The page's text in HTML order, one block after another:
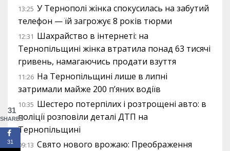
13:25 У Тернополі жінка спокусилась на забутий
телефон — їй загрожує 8 років тюрми
12:31 Шахрайство в інтернеті: на
Тернопільщині жінка втратила понад 63 тисячі
гривень, намагаючись продати взуття
11:26 На Тернопільщині лише в липні
затримали майже 200 п’яних водіїв
10:35 Шестеро потерпілих і розтрощені авто: в
поліції розповіли деталі ДТП на
Тернопільщині
09:13 Свято нового врожаю: Преображення
31
SHARES
31